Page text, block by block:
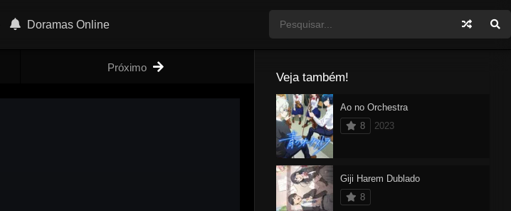
Doramas Online
Próximo
Veja também!
Ao no Orchestra
8
2023
Giji Harem Dublado
8